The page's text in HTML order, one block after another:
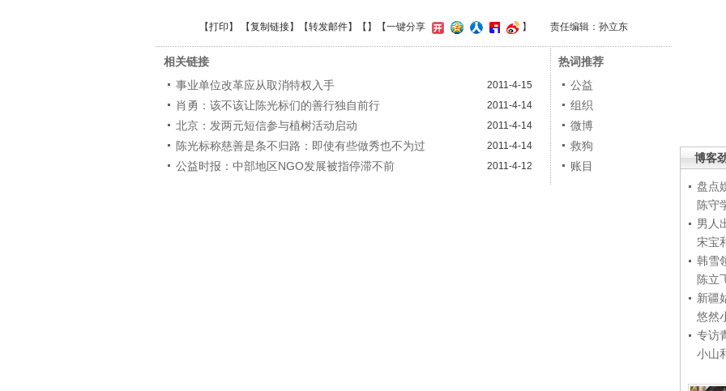
博客
盘点
陈守
男人
宋宝
韩雪
陈立
新疆
悠然
专访
小山
【打印 】 【复制链接】【转发邮件】【 】 【一键分享 】 责任编辑：孙立东
相关链接
事业单位改革应从取消特权入手
2011-4-15
肖勇：该不该让陈光标们的善行独自前行 2011-4-14
北京：发两元短信参与植树活动启动 2011-4-14
陈光标称慈善是条不归路：即使有些做秀也不为过 2011-4-14
公益时报：中部地区NGO发展被指停滞不前 2011-4-12
热词推荐
公益
组织
微博
救狗
账目